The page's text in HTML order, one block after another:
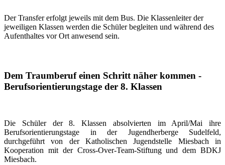
Der Transfer erfolgt jeweils mit dem Bus. Die Klassenleiter der
jeweiligen Klassen werden die Schüler begleiten und während des
Aufenthaltes vor Ort anwesend sein.
Dem Traumberuf einen Schritt näher kommen -
Berufsorientierungstage der 8. Klassen
Die Schüler der 8. Klassen absolvierten im April/Mai ihre
Berufsorientierungstage in der Jugendherberge Sudelfeld,
durchgeführt von der Katholischen Jugendstelle Miesbach in
Kooperation mit der Cross-Over-Team-Stiftung und dem BDKJ
Miesbach.